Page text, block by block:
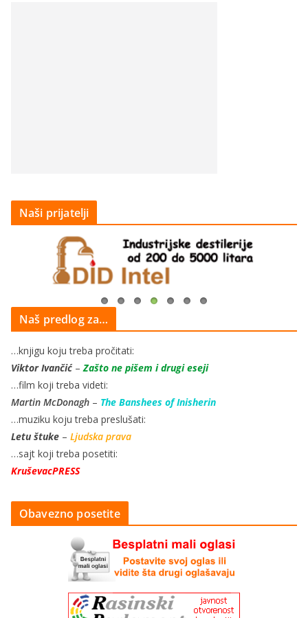
Naši prijatelji
Naš predlog za…
…knjigu koju treba pročitati:
Viktor Ivančić–Zašto ne pišem i drugi eseji
…film koji treba videti:
Martin McDonagh – The Banshees of Inisherin
…muziku koju treba preslušati:
Letu štuke – Ljudska prava
…sajt koji treba posetiti:
KruševacPRESS
Obavezno posetite